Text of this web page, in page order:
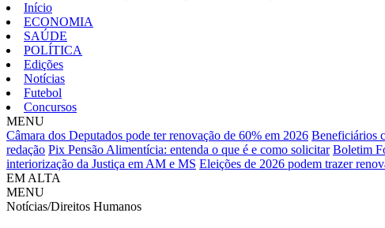
Início
ECONOMIA
SAÚDE
POLÍTICA
Edições
Notícias
Futebol
Concursos
MENU
Câmara dos Deputados pode ter renovação de 60% em 2026 Beneficiários
redação Pix Pensão Alimentícia: entenda o que é e como solicitar Boletim
interiorização da Justiça em AM e MS Eleições de 2026 podem trazer
EM ALTA
MENU
Notícias/Direitos Humanos